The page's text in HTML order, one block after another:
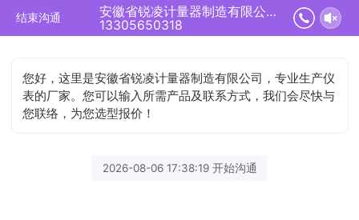
结束沟通
安徽省锐凌计量器制造有限公司正在为您服务
13305650318
您好，这里是安徽省锐凌计量器制造有限公司，专业生产仪
表的厂家。您可以输入所需产品及联系方式，我们会尽快与
您联络，为您选型报价！
2026-08-06 17:38:19 开始沟通